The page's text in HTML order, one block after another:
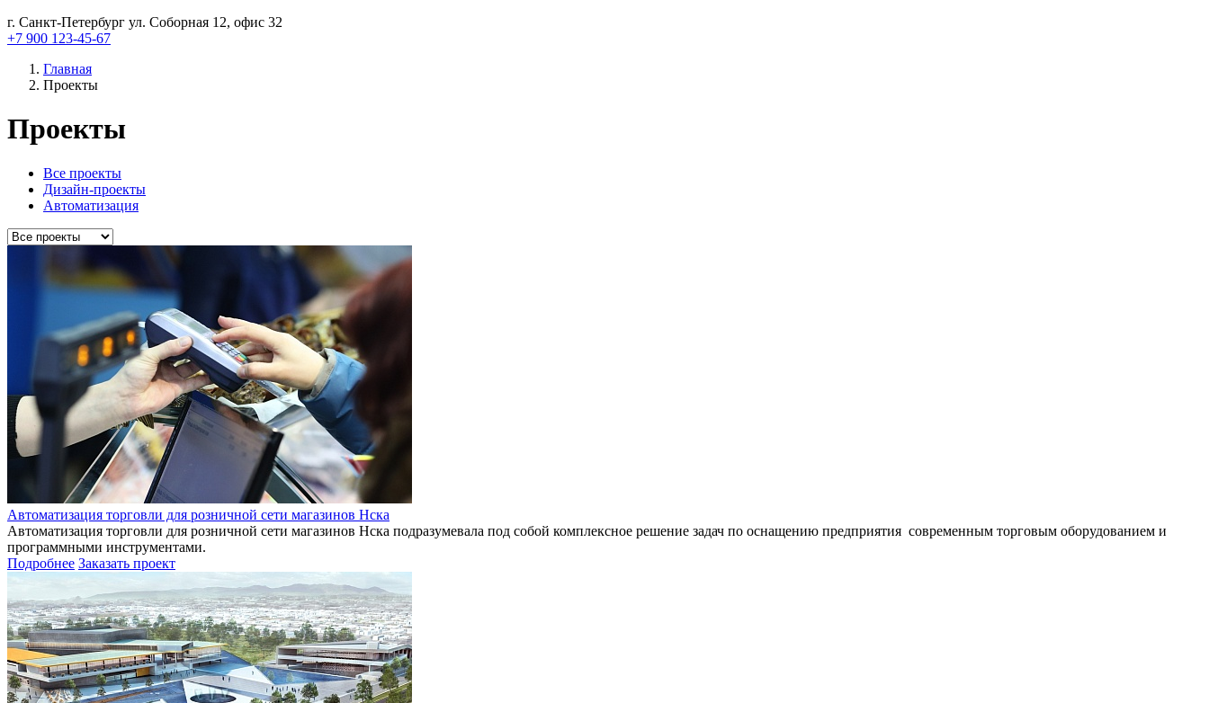
г. Санкт-Петербург ул. Соборная 12, офис 32
+7 900 123-45-67
Главная
Проекты
Проекты
Все проекты
Дизайн-проекты
Автоматизация
Автоматизация торговли для розничной сети магазинов Нска
Автоматизация торговли для розничной сети магазинов Нска подразумевала под собой комплексное решение задач по оснащению предприятия современным торговым оборудованием и
программными инструментами.
Подробнее Заказать проект